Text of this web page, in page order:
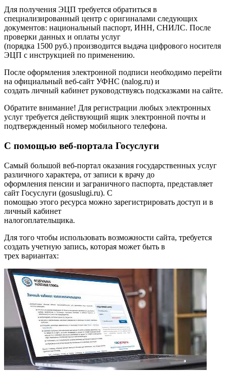
Для получения ЭЦП требуется обратиться в
специализированный центр с оригиналами следующих
документов: национальный паспорт, ИНН, СНИЛС. После
проверки данных и оплаты услуг
(порядка 1500 руб.) производится выдача цифрового носителя
ЭЦП с инструкцией по применению.
После оформления электронной подписи необходимо перейти
на официальный веб-сайт УФНС (nalog.ru) и
создать личный кабинет руководствуясь подсказками на сайте.
Обратите внимание! Для регистрации любых электронных
услуг требуется действующий ящик электронной почты и
подтвержденный номер мобильного телефона.
С помощью веб-портала Госуслуги
Самый большой веб-портал оказания государственных услуг
различного характера, от записи к врачу до
оформления пенсии и заграничного паспорта, представляет
сайт Госуслуги (gosuslugi.ru). С
помощью этого ресурса можно зарегистрировать доступ и в
личный кабинет
налогоплательщика.
Для того чтобы использовать возможности сайта, требуется
создать учетную запись, которая может быть в
трех вариантах: